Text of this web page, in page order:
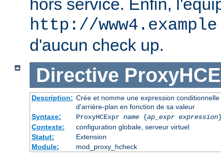
hors service. Enfin,
http://
d'aucun check up.
Directive
Description: Crée et nomme une expression
d'arrière-plan en fonction de sa valeur
Syntaxe:
ProxyHCExpr name{ap_expr expression
Contexte:
configuration globale, serveur virtuel
Statut:
Extension
Module:
mod_proxy_hcheck